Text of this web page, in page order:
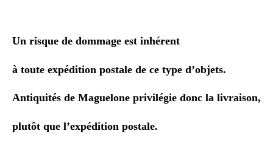
Un risque de dommage est inhérent
à toute expédition postale de ce type d’objets.
Antiquités de Maguelone privilégie donc la livraison,
plutôt que l’expédition postale.